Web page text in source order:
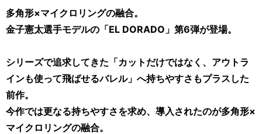
多角形×マイクロリングの融合。
金子憲太選手モデルの「EL DORADO」第6弾が登場。
シリーズで追求してきた「カットだけではなく、アウトラ
インも使って飛ばせるバレル」へ持ちやすさもプラスした
前作。
今作では更なる持ちやすさを求め、導入されたのが多角形×
マイクロリングの融合。